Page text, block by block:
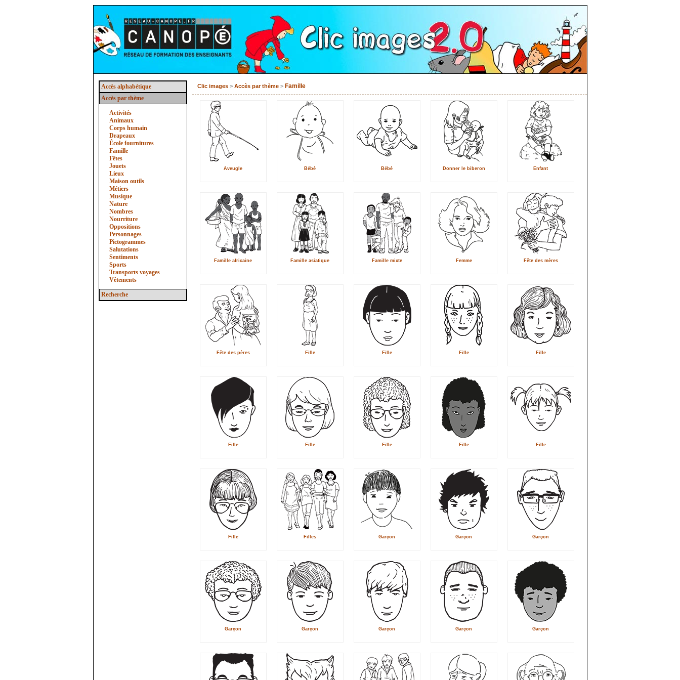
Accès alphabétique
Accès par thème
Activités
Animaux
Corps humain
Drapeaux
École fournitures
Famille
Fêtes
Jouets
Lieux
Maison outils
Métiers
Musique
Nature
Nombres
Nourriture
Oppositions
Personnages
Pictogrammes
Salutations
Sentiments
Sports
Transports voyages
Vêtements
Recherche
Clic images> Accès par thème> Famille
Aveugle Bébé Bébé Donner le biberon Enfant
Famille africaine Famille asiatique Famille mixte Femme Fête des mères
Fête des pères Fille Fille Fille Fille
Fille Fille Fille Fille Fille
Fille Filles Garçon Garçon Garçon
Garçon Garçon Garçon Garçon Garçon